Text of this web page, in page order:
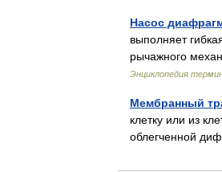
Насос
выполняет
рычажного
Энциклопедия
Мембранный
клетку или из
облегченной